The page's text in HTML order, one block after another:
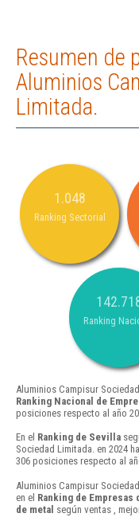
Resumen de
Aluminios
Limitada.
1.048
Ranking Sectorial
Ranking
Aluminios Campisur
Ranking Nacional de
posiciones respecto al año
En el Ranking de Sevilla
Sociedad Limitada. en 2024
306 posiciones respecto al
Aluminios Campisur
en el Ranking de
de metal según ventas ,